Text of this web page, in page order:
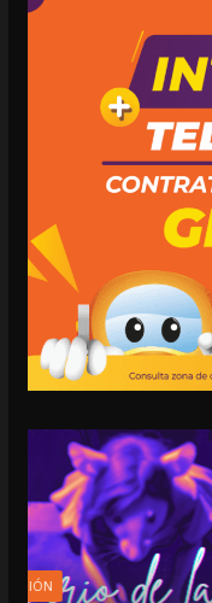
“NO